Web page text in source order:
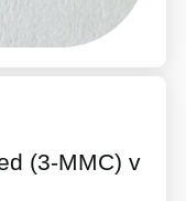
(3-MMC) v